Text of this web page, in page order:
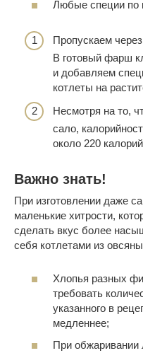
Любые специи по
Пропускаем
В готовый фарш
и добавляем
котлеты на
Несмотря на то,
сало,
около 220
Важно знать!
При изготовлении даже
маленькие хитрости,
сделать вкус более
себя котлетами из
Хлопья разных
требовать
указанного в
медленнее;
При обжаривании